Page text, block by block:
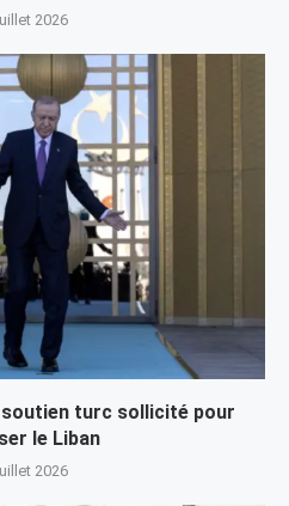
2026
soutien turc sollicité pour
le Liban
2026